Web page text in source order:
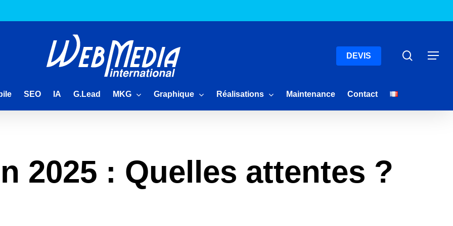
DEVIS Menu
SEO IA G.Lead MKG Graphique Réalisations Maintenance Contact
2025 : Quelles attentes ?